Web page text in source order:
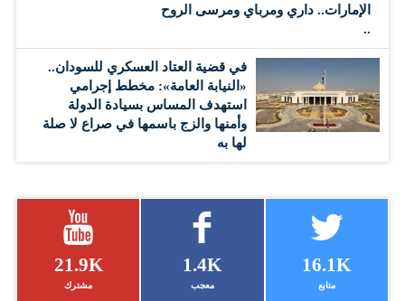
الإمارات.. داري ومرباي ومرسى الروح
..
في قضية العتاد العسكري للسودان..
«النيابة العامة»: مخطط إجرامي
استهدف المساس بسيادة الدولة
وأمنها والزج باسمها في صراع لا صلة
لها به
21.9K
مشترك
1.4K
معجب
16.1K
متابع